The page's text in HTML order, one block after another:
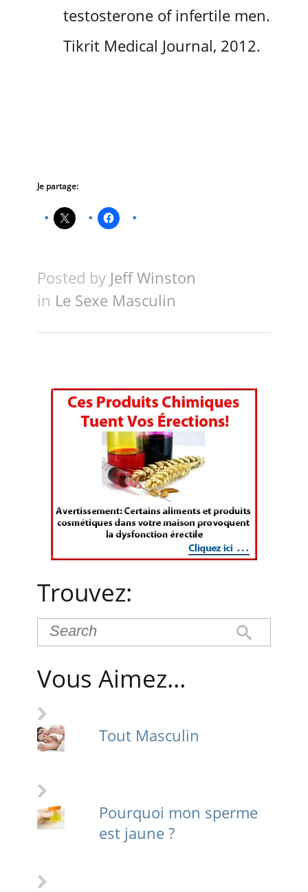
testosterone of infertile men.
Tikrit Medical Journal, 2012.
Je partage:
Posted by Jeff Winston
in Le Sexe Masculin
Trouvez:
Vous Aimez…
Tout Masculin
Pourquoi mon sperme
est jaune ?